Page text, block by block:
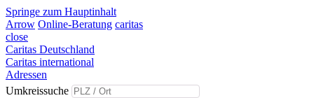
Springe zum Hauptinhalt
Arrow Online-Beratung caritas
close
Caritas Deutschland
Caritas international
Adressen
Umkreissuche